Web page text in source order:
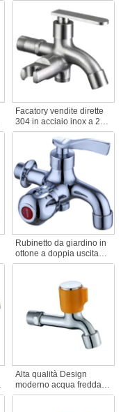
Rubinetto a parete per
lavabo Accessori per
Facatory vendite dirette
304 in acciaio inox a 2
vie rubinetto spazzolato
bagni giardino rubinetto
mano doccia testa
Bibcocks En Suite per
uso interno esterno
Rubinetto da giardino in
ottone a doppia uscita
dal design moderno,
multifunzionale a una
maniglia con finitura
spazzolata per uso
scolastico in giardino
Alta qualità Design
moderno acqua fredda
rubinetto a parete